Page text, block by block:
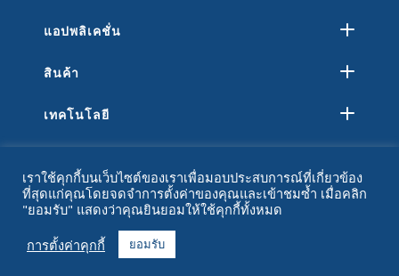
แอปพลิเคชั่น
สินค้า
เทคโนโลยี
เกี่ยวกับ
คำถามที่พบบ่อย
เราใช้คุกกี้บนเว็บไซต์ของเราเพื่อมอบประสบการณ์ที่เกี่ยวข้อง
ที่สุดแก่คุณโดยจดจำการตั้งค่าของคุณและเข้าชมซ้ำ เมื่อคลิก
"ยอมรับ" แสดงว่าคุณยินยอมให้ใช้คุกกี้ทั้งหมด
การตั้งค่าคุกกี้
ยอมรับ